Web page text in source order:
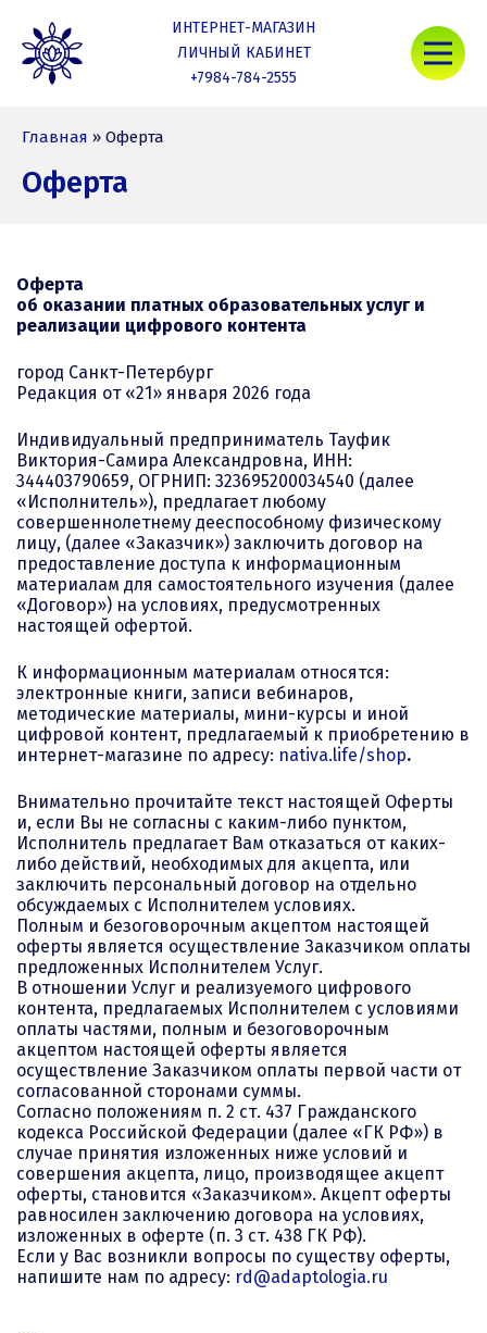
content
ИНТЕРНЕТ-МАГАЗИН
ЛИЧНЫЙ КАБИНЕТ
+7984-784-2555
Главная » Оферта
Оферта
Оферта
об оказании платных образовательных услуг и
реализации цифрового контента
город Санкт-Петербург
Редакция от «21» января 2026 года
Индивидуальный предприниматель Тауфик
Виктория-Самира Александровна, ИНН:
344403790659, ОГРНИП: 323695200034540 (далее
«Исполнитель»), предлагает любому
совершеннолетнему дееспособному физическому
лицу, (далее «Заказчик») заключить договор на
предоставление доступа к информационным
материалам для самостоятельного изучения (далее
«Договор») на условиях, предусмотренных
настоящей офертой.
К информационным материалам относятся:
электронные книги, записи вебинаров,
методические материалы, мини-курсы и иной
цифровой контент, предлагаемый к приобретению в
интернет-магазине по адресу: nativa.life/shop.
Внимательно прочитайте текст настоящей Оферты
и, если Вы не согласны с каким-либо пунктом,
Исполнитель предлагает Вам отказаться от каких-
либо действий, необходимых для акцепта, или
заключить персональный договор на отдельно
обсуждаемых с Исполнителем условиях.
Полным и безоговорочным акцептом настоящей
оферты является осуществление Заказчиком оплаты
предложенных Исполнителем Услуг.
В отношении Услуг и реализуемого цифрового
контента, предлагаемых Исполнителем с условиями
оплаты частями, полным и безоговорочным
акцептом настоящей оферты является
осуществление Заказчиком оплаты первой части от
согласованной сторонами суммы.
Согласно положениям п. 2 ст. 437 Гражданского
кодекса Российской Федерации (далее «ГК РФ») в
случае принятия изложенных ниже условий и
совершения акцепта, лицо, производящее акцепт
оферты, становится «Заказчиком». Акцепт оферты
равносилен заключению договора на условиях,
изложенных в оферте (п. 3 ст. 438 ГК РФ).
Если у Вас возникли вопросы по существу оферты,
напишите нам по адресу: rd@adaptologia.ru